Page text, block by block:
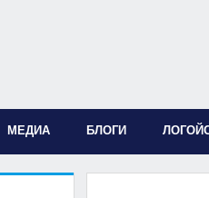
МЕДИА БЛОГИ